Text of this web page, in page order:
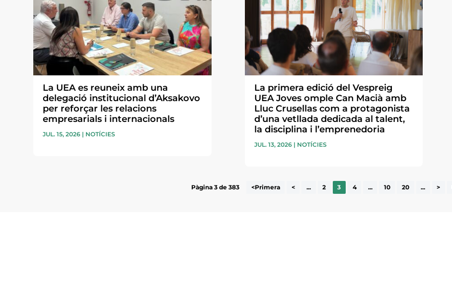
La UEA es reuneix amb una
delegació institucional d’Aksakovo
per reforçar les relacions
empresarials i internacionals
JUL. 15, 2026 | NOTÍCIES
La primera edició del Vespreig
UEA Joves omple Can Macià amb
Lluc Crusellas com a protagonista
d’una vetllada dedicada al talent,
la disciplina i l’emprenedoria
JUL. 13, 2026| NOTÍCIES
Pàgina 3 de 383 <Primera < ... 2 3 4 ... 10 20 ... >